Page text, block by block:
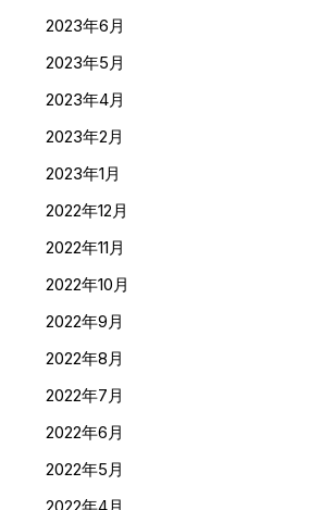
2023年6月
2023年5月
2023年4月
2023年2月
2023年1月
2022年12月
2022年11月
2022年10月
2022年9月
2022年8月
2022年7月
2022年6月
2022年5月
2022年4月